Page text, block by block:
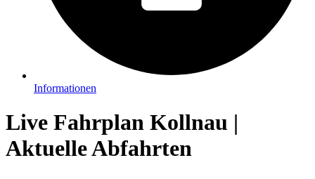
Informationen
Live Fahrplan Kollnau |
Aktuelle Abfahrten